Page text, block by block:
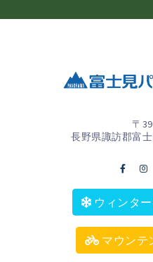
〒
長野県諏訪郡富
ウィンタ
マウンテ